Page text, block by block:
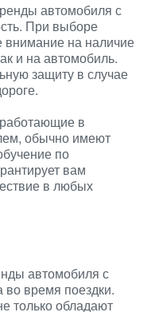
автомобиля с
При выборе
внимание на наличие
и на автомобиль.
защиту в случае
в
обычно имеют
по
вам
в любых
автомобиля с
во время поездки.
только обладают